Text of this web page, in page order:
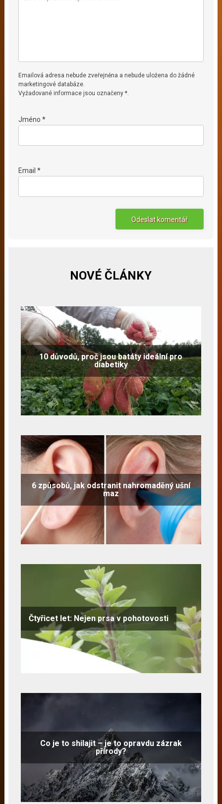
Emailová adresa nebude zveřejněna a nebude uložena do žádné
marketingové databáze.
Vyžadované informace jsou označeny *.
Jméno *
Email *
NOVÉ ČLÁNKY
10 důvodů, proč jsou batáty ideální pro
diabetiky
6 způsobů, jak odstranit nahromaděný ušní
maz
Čtyřicet let: Nejen prsa v pohotovosti
Co je to shilajit – je to opravdu zázrak
přírody?